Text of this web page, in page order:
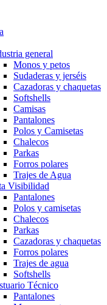
general
Monos y petos
Sudaderas y jerséis
Cazadoras y chaquetas
Softshells
Camisas
Pantalones
Polos y Camisetas
Chalecos
Parkas
Forros polares
Trajes de Agua
Visibilidad
Pantalones
Polos y camisetas
Chalecos
Parkas
Cazadoras y chaquetas
Forros polares
Trajes de agua
Softshells
Técnico
Pantalones